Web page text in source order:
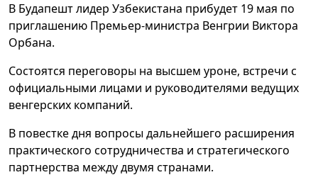
В Будапешт лидер Узбекистана прибудет 19 мая по
приглашению Премьер-министра Венгрии Виктора
Орбана.
Состоятся переговоры на высшем уроне, встречи с
официальными лицами и руководителями ведущих
венгерских компаний.
В повестке дня вопросы дальнейшего расширения
практического сотрудничества и стратегического
партнерства между двумя странами.